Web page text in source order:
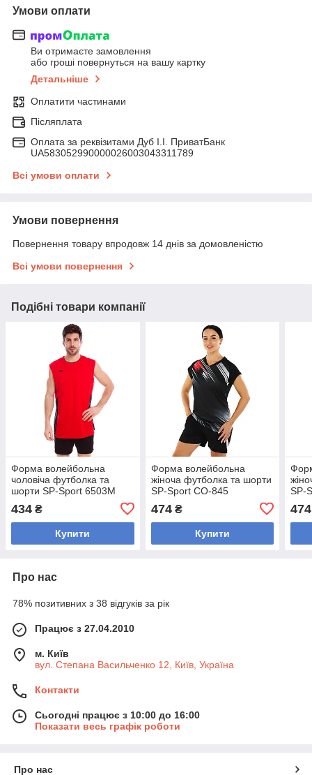
Умови оплати
Ви отримаєте замовлення
або гроші повернуться на вашу картку
Детальніше
Оплатити частинами
Післяплата
Оплата за реквізитами Дуб І.І. ПриватБанк
UA583052990000026003043311789
Всі умови оплати
Умови повернення
Повернення товару впродовж 14 днів за домовленістю
Всі умови повернення
Подібні товари компанії
Форма волейбольна
чоловіча футболка та
шорти SP-Sport 6503M
кольори в асортименті)
434 ₴
Купити
Форма волейбольна
жіноча футболка та шорти
SP-Sport CO-845
(поліестер, розмір M-3XL,
кольори в асортименті)
474₴
Купити
SP-
474
Про нас
78% позитивних з 38 відгуків за рік
Працює з 27.04.2010
м. Київ
вул. Степана Васильченко 12, Київ, Україна
Контакти
Сьогодні працює з 10:00 до 16:00
Показати весь графік роботи
Про нас